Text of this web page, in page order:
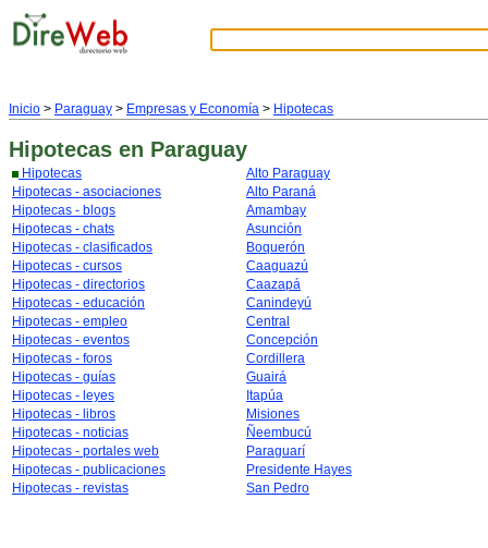
Inicio > Paraguay > Empresas y Economía > Hipotecas
Hipotecas en Paraguay
Hipotecas
Hipotecas - asociaciones
Hipotecas - blogs
Hipotecas - chats
Hipotecas - clasificados
Hipotecas - cursos
Hipotecas - directorios
Hipotecas - educación
Hipotecas - empleo
Hipotecas - eventos
Hipotecas - foros
Hipotecas - guías
Hipotecas - leyes
Hipotecas - libros
Hipotecas - noticias
Hipotecas - portales web
Hipotecas - publicaciones
Hipotecas - revistas
Alto Paraguay
Alto Paraná
Amambay
Asunción
Boquerón
Caaguazú
Caazapá
Canindeyú
Central
Concepción
Cordillera
Guairá
Itapúa
Misiones
Ñeembucú
Paraguarí
Presidente Hayes
San Pedro